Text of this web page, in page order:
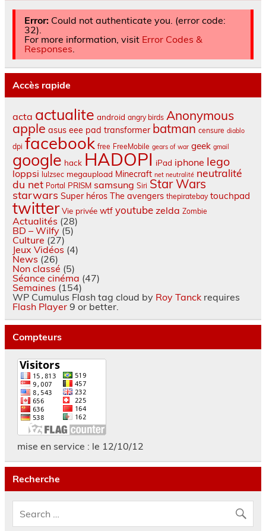
Error:Could not authenticate you. (error code:
32).
For more information, visit Error Codes &
Responses
Accès rapide
acta actualite android angry birds Anonymous
apple asus eee pad transformer batman censure diablo
dpi facebook free FreeMobile gears of war geek gmail
google hack HADOPI iPad iphone lego
loppsi lulzsec megaupload Minecraft net neutralité neutralité
du net Portal PRISM samsung Siri Star Wars
starwars Super héros The avengers thepiratebay touchpad
twitter Vie privée wtf youtube zelda Zombie
Actualités (28)
BD – Wilfy(5)
Culture (27)
Jeux Vidéos (4)
News (26)
Non classé (5)
Séance cinéma (47)
Semaines (154)
WP Cumulus Flash tag cloud by Roy Tanckrequires
Flash Player9 or better.
Compteurs
mise en service : le 12/10/12
Recherche